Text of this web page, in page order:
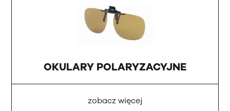
OKULARY POLARYZACYJNE
zobacz więcej